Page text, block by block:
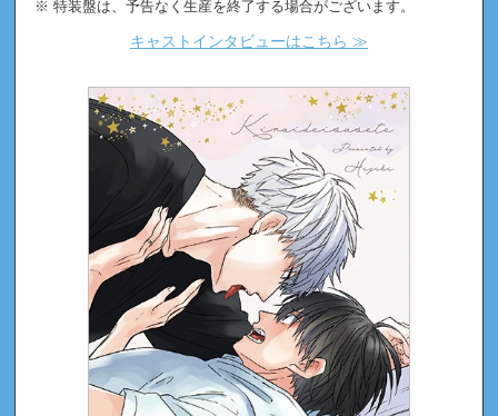
特装盤は、予告なく生産を終了する場合がございます。
キャストインタビューはこちら ≫